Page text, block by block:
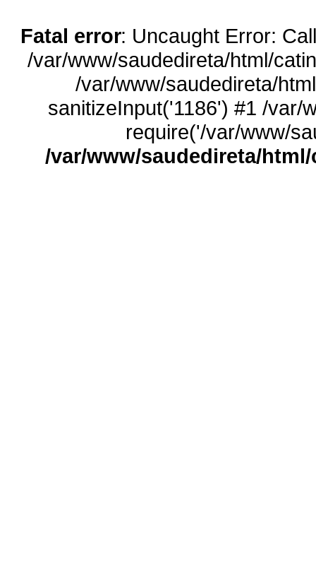
Fatal error: Uncaught Error:
/var/www/saudedireta/html/
/var/www/saudedireta/
sanitizeInput('1186') #1 /var/
require('/var/www/
/var/www/saudedireta/